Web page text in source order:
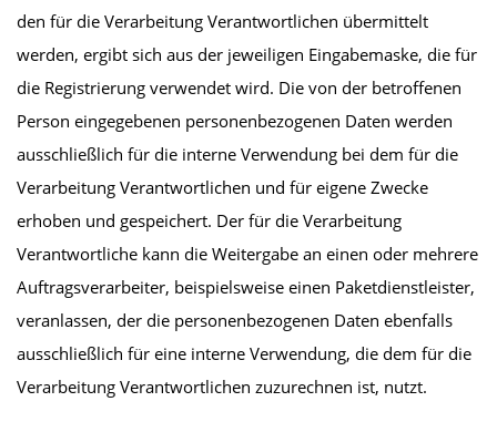
den für die Verarbeitung Verantwortlichen übermittelt
werden, ergibt sich aus der jeweiligen Eingabemaske, die für
die Registrierung verwendet wird. Die von der betroffenen
Person eingegebenen personenbezogenen Daten werden
ausschließlich für die interne Verwendung bei dem für die
Verarbeitung Verantwortlichen und für eigene Zwecke
erhoben und gespeichert. Der für die Verarbeitung
Verantwortliche kann die Weitergabe an einen oder mehrere
Auftragsverarbeiter, beispielsweise einen Paketdienstleister,
veranlassen, der die personenbezogenen Daten ebenfalls
ausschließlich für eine interne Verwendung, die dem für die
Verarbeitung Verantwortlichen zuzurechnen ist, nutzt.